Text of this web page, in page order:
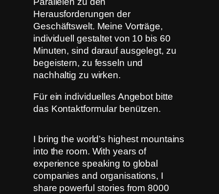
Herausforderungen der
Geschäftswelt. Meine Vorträge,
individuell gestaltet von 10 bis 60
Minuten, sind darauf ausgelegt, zu
begeistern, zu fesseln und
nachhaltig zu wirken.
Für ein individuelles Angebot bitte
das Kontaktformular benützen.
I bring the world’s highest mountains
into the room. With years of
experience speaking to global
companies and organisations, I
share powerful stories from 8000